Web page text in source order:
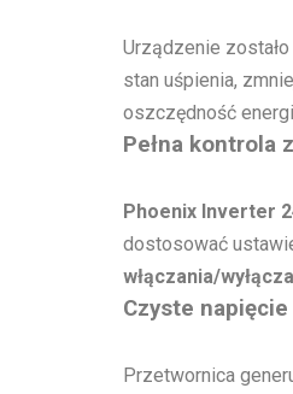
Urządzenie
stan uśpienia,
oszczędność
Pełna kontrola
Phoenix Inverter
dostosować
włączania/
Czyste
Przetwornica